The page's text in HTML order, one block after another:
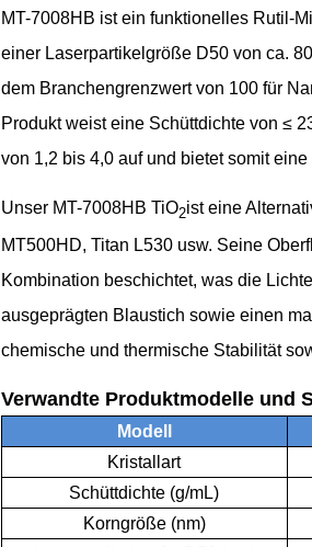
MT-7008HB ist ein funktionelles Rutil-
einer Laserpartikelgröße D50 von ca.
dem Branchengrenzwert von 100 für
Produkt weist eine Schüttdichte von ≤
von 1,2 bis 4,0 auf und bietet somit
Unser MT-7008HB TiO2ist eine
MT500HD, Titan L530 usw. Seine
Kombination beschichtet, was die
ausgeprägten Blaustich sowie einen
chemische und thermische Stabilität
Verwandte Produktmodelle und
Modell
Kristallart
Schüttdichte (g/mL)
Korngröße (nm)